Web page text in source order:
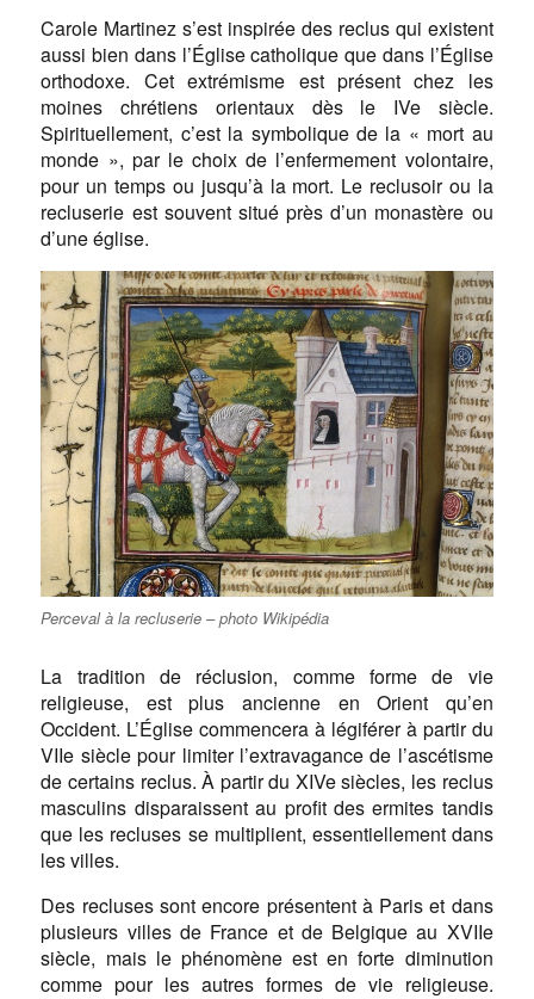
Carole Martinez s’est inspirée des reclus qui existent
aussi bien dans l’Église catholique que dans l’Église
orthodoxe. Cet extrémisme est présent chez les
moines chrétiens orientaux dès le IVe siècle.
Spirituellement, c’est la symbolique de la « mort au
monde », par le choix de l’enfermement volontaire,
pour un temps ou jusqu’à la mort. Le reclusoir ou la
recluserie est souvent situé près d’un monastère ou
d’une église.
Perceval à la recluserie – photo Wikipédia
La tradition de réclusion, comme forme de vie
religieuse, est plus ancienne en Orient qu’en
Occident. L’Église commencera à légiférer à partir du
VIIe siècle pour limiter l’extravagance de l’ascétisme
de certains reclus. À partir du XIVe siècles, les reclus
masculins disparaissent au profit des ermites tandis
que les recluses se multiplient, essentiellement dans
les villes.
Des recluses sont encore présentent à Paris et dans
plusieurs villes de France et de Belgique au XVIIe
siècle, mais le phénomène est en forte diminution
comme pour les autres formes de vie religieuse.